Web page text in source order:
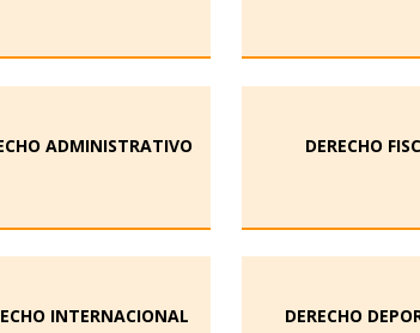
ADMINISTRATIVO DERECHO
INTERNACIONAL DERECHO